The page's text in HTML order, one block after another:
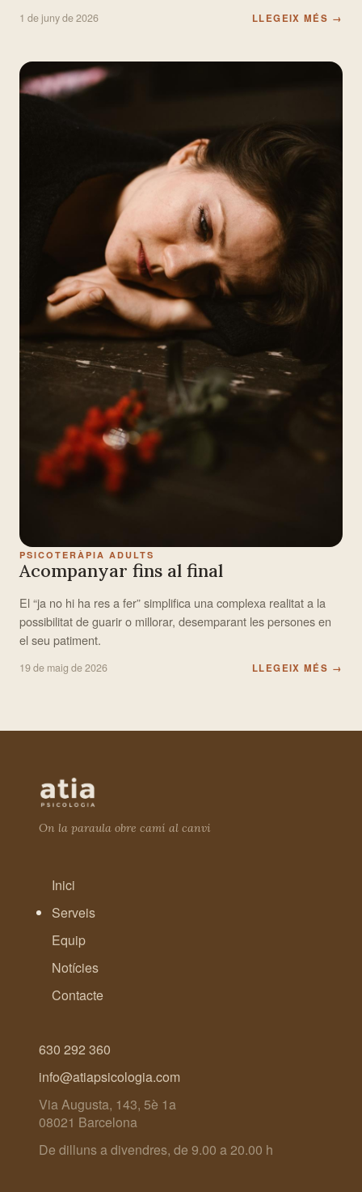
1 de juny de 2026 LLEGEIX MÉS →
PSICOTERÀPIA ADULTS
Acompanyar fins al final
El “ja no hi ha res a fer” simplifica una complexa realitat a la
possibilitat de guarir o millorar, desemparant les persones en
el seu patiment.
19 de maig de 2026 LLEGEIX MÉS →
On la paraula obre camí al canvi
Inici
Serveis
Equip
Notícies
Contacte
630 292 360
info@atiapsicologia.com
Via Augusta, 143, 5è 1a
08021 Barcelona
De dilluns a divendres, de 9.00 a 20.00 h